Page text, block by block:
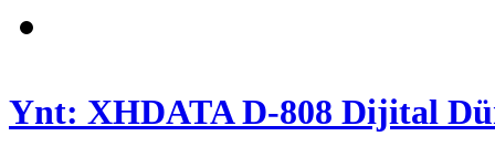
Ynt: XHDATA D-808 Dijital